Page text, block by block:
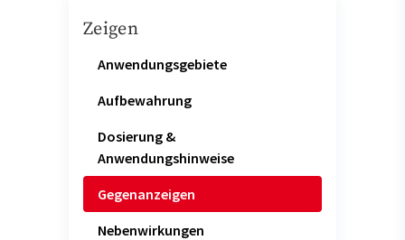
Zeigen
Anwendungsgebiete
Aufbewahrung
Dosierung &
Anwendungshinweise
Gegenanzeigen
Nebenwirkungen